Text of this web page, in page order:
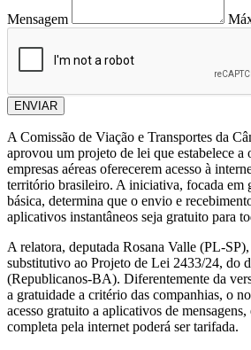
Mensagem
ENVIAR
A Comissão de Viação e Transportes da
aprovou um projeto de lei que estabelece a
empresas aéreas oferecerem acesso à
território brasileiro. A iniciativa, focada em
básica, determina que o envio e
aplicativos instantâneos seja gratuito para
A relatora, deputada Rosana Valle (PL-
substitutivo ao Projeto de Lei 2433/24, do
(Republicanos-BA). Diferentemente da
a gratuidade a critério das companhias, o
acesso gratuito a aplicativos de
completa pela internet poderá ser tarifada.